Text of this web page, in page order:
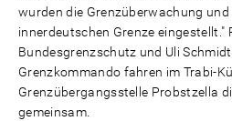
wurden die Grenzüberwachung
innerdeutschen Grenze eingestellt."
Bundesgrenzschutz und Uli Schmidt
Grenzkommando fahren im Trabi-
Grenzübergangsstelle Probstzella
gemeinsam.